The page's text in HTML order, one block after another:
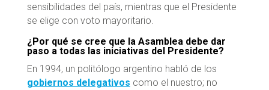
sensibilidades del país, mientras que el Presidente
se elige con voto mayoritario.
¿Por qué se cree que la Asamblea debe dar
paso a todas las iniciativas del Presidente?
En 1994, un politólogo argentino habló de los
gobiernos delegativos como el nuestro; no